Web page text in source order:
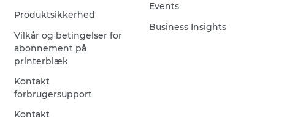
Produktsikkerhed
Vilkår og betingelser for
abonnement på
printerblæk
Kontakt
forbrugersupport
Kontakt
Events
Business Insights